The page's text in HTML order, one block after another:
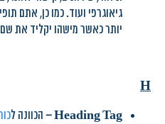
גיאוגרפי ועוד. כמו כן, אתם
יותר כאשר מישהו יקליד את
H
Heading Tag
– הכוונה ל